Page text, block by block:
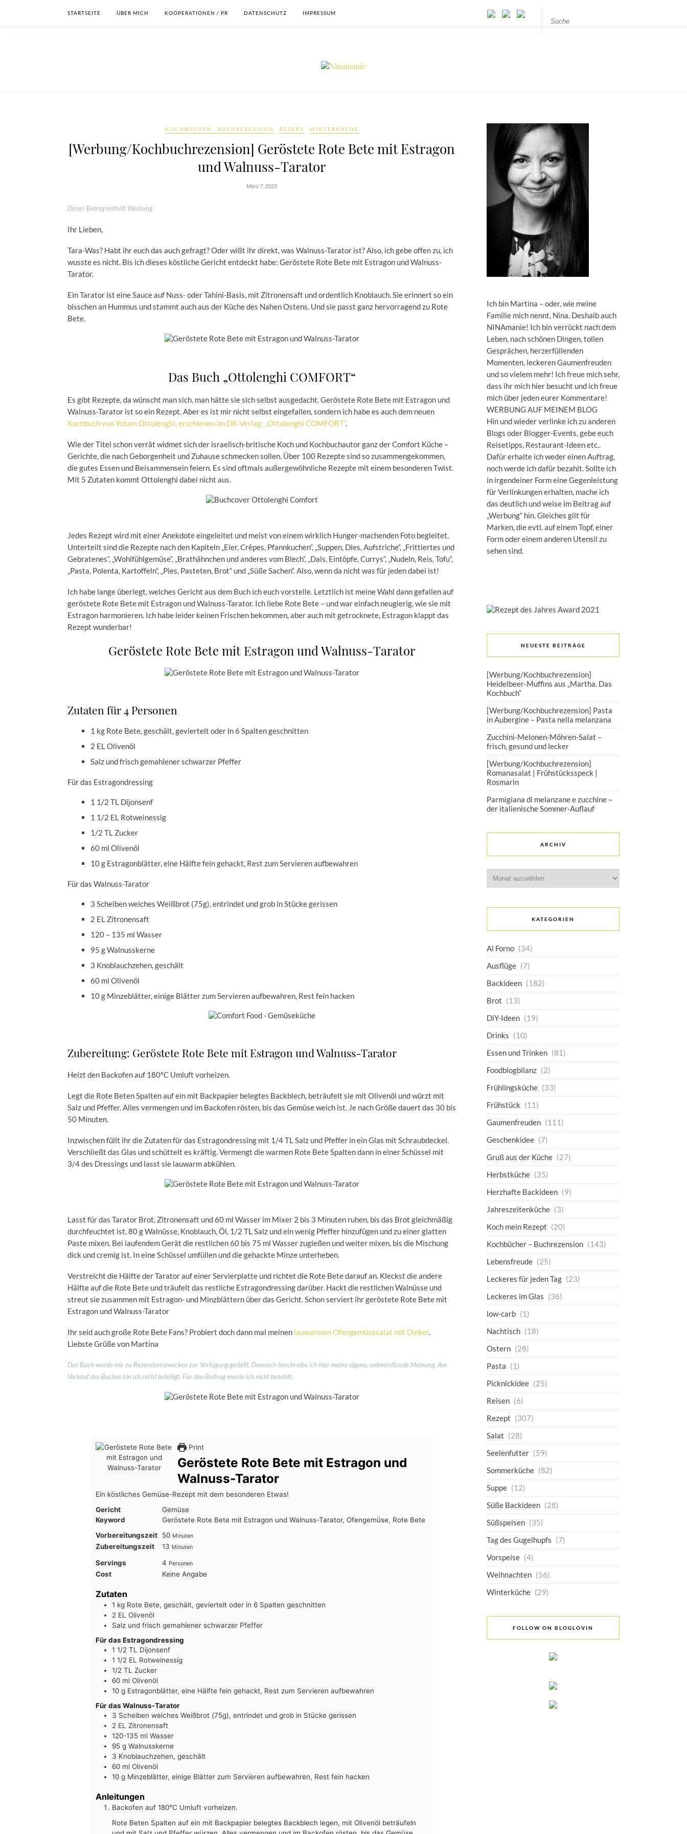
STARTSEITE ÜBER MICH KOOPERATIONEN / PR DATENSCHUTZ IMPRESSUM
KOCHBÜCHER - BUCHREZENSION REZEPT WINTERKÜCHE
[Werbung/Kochbuchrezension] Geröstete Rote Bete mit Estragon
und Walnuss-Tarator
März 7, 2025
Dieser Betrag enthält Werbung.
Ihr Lieben,
Tara-Was? Habt ihr euch das auch gefragt? Oder wißt ihr direkt, was Walnuss-Tarator ist? Also, ich gebe offen zu, ich
wusste es nicht. Bis ich dieses köstliche Gericht entdeckt habe: Geröstete Rote Bete mit Estragon und Walnuss-
Tarator.
Ein Tarator ist eine Sauce auf Nuss- oder Tahini-Basis, mit Zitronensaft und ordentlich Knoblauch. Sie erinnert so ein
bisschen an Hummus und stammt auch aus der Küche des Nahen Ostens. Und sie passt ganz hervorragend zu Rote
Bete.
Das Buch „Ottolenghi COMFORT“
Es gibt Rezepte, da wünscht man sich, man hätte sie sich selbst ausgedacht. Geröstete Rote Bete mit Estragon und
Walnuss-Tarator ist so ein Rezept. Aber es ist mir nicht selbst eingefallen, sondern ich habe es auch dem neuen
Kochbuch von Yotam Ottolenghi, erschienen im DK-Verlag: „Ottolenghi COMFORT“.
Wie der Titel schon verrät widmet sich der israelisch-britische Koch und Kochbuchautor ganz der Comfort Küche –
Gerichte, die nach Geborgenheit und Zuhause schmecken sollen. Über 100 Rezepte sind so zusammengekommen,
die gutes Essen und Beisammensein feiern. Es sind oftmals außergewöhnliche Rezepte mit einem besonderen Twist.
Mit 5 Zutaten kommt Ottolenghi dabei nicht aus.
Jedes Rezept wird mit einer Anekdote eingeleitet und meist von einem wirklich Hunger-machenden Foto begleitet.
Unterteilt sind die Rezepte nach den Kapiteln „Eier, Crêpes, Pfannkuchen“, „Suppen, Dies, Aufstriche“, „Frittiertes und
Gebratenes“, „Wohlfühlgemüse“, „Brathähnchen und anderes vom Blech“, „Dals, Eintöpfe, Currys“, „Nudeln, Reis, Tofu“,
„Pasta, Polenta, Kartoffeln“, „Pies, Pasteten, Brot“ und „Süße Sachen“. Also, wenn da nicht was für jeden dabei ist!
Ich habe lange überlegt, welches Gericht aus dem Buch ich euch vorstelle. Letztlich ist meine Wahl dann gefallen auf
geröstete Rote Bete mit Estragon und Walnuss-Tarator. Ich liebe Rote Bete – und war einfach neugierig, wie sie mit
Estragon harmonieren. Ich habe leider keinen Frischen bekommen, aber auch mit getrocknete, Estragon klappt das
Rezept wunderbar!
Geröstete Rote Bete mit Estragon und Walnuss-Tarator
Zutaten für 4 Personen
1 kg Rote Bete, geschält, geviertelt oder in 6 Spalten geschnitten
2 EL Olivenöl
Salz und frisch gemahlener schwarzer Pfeffer
Für das Estragondressing
1 1/2 TL Dijonsenf
1 1/2 EL Rotweinessig
1/2 TL Zucker
60 ml Olivenöl
10 g Estragonblätter, eine Hälfte fein gehackt, Rest zum Servieren aufbewahren
Für das Walnuss-Tarator
3 Scheiben weiches Weißbrot (75g), entrindet und grob in Stücke gerissen
2 EL Zitronensaft
120 – 135 ml Wasser
95 g Walnusskerne
3 Knoblauchzehen, geschält
60 ml Olivenöl
10 g Minzeblätter, einige Blätter zum Servieren aufbewahren, Rest fein hacken
Zubereitung: Geröstete Rote Bete mit Estragon und Walnuss-Tarator
Heizt den Backofen auf 180°C Umluft vorheizen.
Legt die Rote Beten Spalten auf ein mit Backpapier belegtes Backblech, beträufelt sie mit Olivenöl und würzt mit
Salz und Pfeffer. Alles vermengen und im Backofen rösten, bis das Gemüse weich ist. Je nach Größe dauert das 30 bis
50 Minuten.
Inzwischen füllt ihr die Zutaten für das Estragondressing mit 1/4 TL Salz und Pfeffer in ein Glas mit Schraubdeckel.
Verschließt das Glas und schüttelt es kräftig. Vermengt die warmen Rote Bete Spalten dann in einer Schüssel mit
3/4 des Dressings und lasst sie lauwarm abkühlen.
Lasst für das Tarator Brot, Zitronensaft und 60 ml Wasser im Mixer 2 bis 3 Minuten ruhen, bis das Brot gleichmäßig
durchfeuchtet ist. 80 g Walnüsse, Knoblauch, Öl, 1/2 TL Salz und ein wenig Pfeffer hinzufügen und zu einer glatten
Paste mixen. Bei laufendem Gerät die restlichen 60 bis 75 ml Wasser zugießen und weiter mixen, bis die Mischung
dick und cremig ist. In eine Schüssel umfüllen und die gehackte Minze unterheben.
Verstreicht die Hälfte der Tarator auf einer Servierplatte und richtet die Rote Bete darauf an. Kleckst die andere
Hälfte auf die Rote Bete und träufelt das restliche Estragondressing darüber. Hackt die restlichen Walnüsse und
streut sie zusammen mit Estragon- und Minzblättern über das Gericht. Schon serviert ihr geröstete Rote Bete mit
Estragon und Walnuss-Tarator
Ihr seid auch große Rote Bete Fans? Probiert doch dann mal meinen lauwarmen Ofengemüsesalat mit Dinkel.
Liebste Grüße von Martina
Das Buch wurde mir zu Rezensionszwecken zur Verfügung gestellt. Dennoch beschreibe ich hier meine eigene, unbeeinflusste Meinung. Am
Verkauf des Buches bin ich nicht beteiligt. Für den Beitrag wurde ich nicht bezahlt.
Print
Geröstete Rote Bete mit Estragon und
Walnuss-Tarator
Ein köstliches Gemüse-Rezept mit dem besonderen Etwas!
Gericht
Gemüse
Keyword
Geröstete Rote Bete mit Estragon und Walnuss-Tarator, Ofengemüse, Rote Bete
Vorbereitungszeit
50Minuten
Minuten
Zubereitungszeit 13 Minuten
Minuten
Servings 4 Personen
Cost Keine Angabe
Zutaten
1 kg Rote Bete, geschält, geviertelt oder in 6 Spalten geschnitten
2 EL Olivenöl
Salz und frisch gemahlener schwarzer Pfeffer
Für das Estragondressing
1 1/2 TL Dijonsenf
1 1/2 EL Rotweinessig
1/2 TL Zucker
60 ml Olivenöl
10 g Estragonblätter, eine Hälfte fein gehackt, Rest zum Servieren aufbewahren
Für das Walnuss-Tarator
3 Scheiben weiches Weißbrot (75g), entrindet und grob in Stücke gerissen
2 EL Zitronensaft
120-135 ml Wasser
95 g Walnusskerne
3 Knoblauchzehen, geschält
60 ml Olivenöl
10 g Minzeblätter, einige Blätter zum Servieren aufbewahren, Rest fein hacken
Anleitungen
Backofen auf 180°C Umluft vorheizen.
Rote Beten Spalten auf ein mit Backpapier belegtes Backblech legen, mit Olivenöl beträufeln
Ich bin Martina – oder, wie meine
Familie mich nennt, Nina. Deshalb auch
NINAmanie! Ich bin verrückt nach dem
Leben, nach schönen Dingen, tollen
Gesprächen, herzerfüllenden
Momenten, leckeren Gaumenfreuden
und so vielem mehr! Ich freue mich sehr,
dass ihr mich hier besucht und ich freue
mich über jeden eurer Kommentare!
WERBUNG AUF MEINEM BLOG
Hin und wieder verlinke ich zu anderen
Blogs oder Blogger-Events, gebe euch
Reisetipps, Restaurant-Ideen etc..
Dafür erhalte ich weder einen Auftrag,
noch werde ich dafür bezahlt. Sollte ich
in irgendeiner Form eine Gegenleistung
für Verlinkungen erhalten, mache ich
das deutlich und weise im Beitrag auf
„Werbung“ hin. Gleiches gilt für
Marken, die evtl. auf einem Topf, einer
Form oder einem anderen Utensil zu
sehen sind.
NEUESTE BEITRÄGE
[Werbung/Kochbuchrezension]
Heidelbeer-Muffins aus „Martha. Das
Kochbuch“
[Werbung/Kochbuchrezension] Pasta
in Aubergine – Pasta nella melanzana
Zucchini-Melonen-Möhren-Salat –
frisch, gesund und lecker
[Werbung/Kochbuchrezension]
Romanasalat | Frühstücksspeck |
Rosmarin
Parmigiana di melanzane e zucchine –
der italienische Sommer-Auflauf
ARCHIV
KATEGORIEN
Al Forno (34)
Ausflüge (7)
Backideen (182)
Brot (13)
DiY-Ideen (19)
Drinks (10)
Essen und Trinken (81)
Foodblogbilanz (2)
Frühlingsküche (33)
Frühstück (11)
Gaumenfreuden (111)
Geschenkidee (7)
Gruß aus der Küche (27)
Herbstküche (35)
Herzhafte Backideen (9)
Jahreszeitenküche (3)
Koch mein Rezept (20)
Kochbücher – Buchrezension (143)
Lebensfreude (25)
Leckeres für jeden Tag (23)
Leckeres im Glas (36)
low-carb (1)
Nachtisch (18)
Ostern (28)
Pasta (1)
Picknickidee (25)
Reisen (6)
Rezept (307)
Salat (28)
Seelenfutter (59)
Sommerküche (82)
Suppe (12)
Süße Backideen (28)
Süßspeisen (35)
Tag des Gugelhupfs (7)
Vorspeise (4)
Weihnachten (56)
Winterküche (29)
FOLLOW ON BLOGLOVIN